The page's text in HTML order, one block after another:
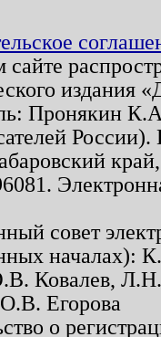
издания
Пронякин
совет
Ковалев,
Егорова
о